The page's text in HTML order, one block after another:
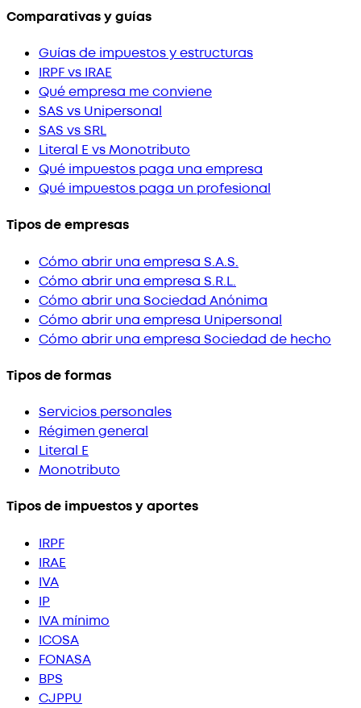
Comparativas y guías
Guías de impuestos y estructuras
IRPF vs IRAE
Qué empresa me conviene
SAS vs Unipersonal
SAS vs SRL
Literal E vs Monotributo
Qué impuestos paga una empresa
Qué impuestos paga un profesional
Tipos de empresas
Cómo abrir una empresa S.A.S.
Cómo abrir una empresa S.R.L.
Cómo abrir una Sociedad Anónima
Cómo abrir una empresa Unipersonal
Cómo abrir una empresa Sociedad de hecho
Tipos de formas
Servicios personales
Régimen general
Literal E
Monotributo
Tipos de impuestos y aportes
IRPF
IRAE
IVA
IP
IVA mínimo
ICOSA
FONASA
BPS
CJPPU